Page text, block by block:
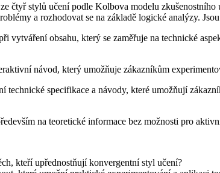
čtyř stylů učení podle Kolbova modelu
a rozhodovat se na základě logické analýzy.
vytváření obsahu, který se zaměřuje na technické
návod, který umožňuje zákazníkům
specifikace a návody, které umožňují
na teoretické informace bez možnosti pro
kteří upřednostňují konvergentní styl učení?